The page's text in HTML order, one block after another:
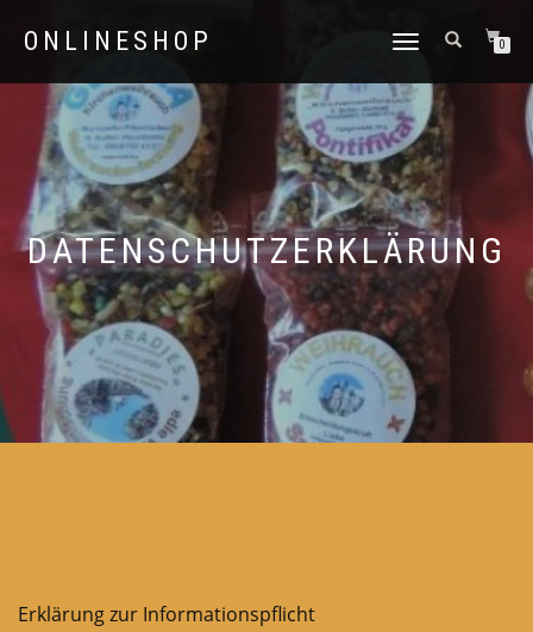
ONLINESHOP
NAVIGATION
0
DATENSCHUTZERKLÄRUNG
Erklärung zur Informationspflicht